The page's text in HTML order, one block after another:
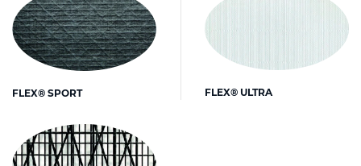
FLEX® SPORT FLEX® ULTRA